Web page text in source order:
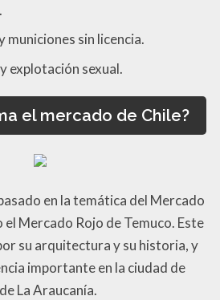
municiones sin licencia.
explotación sexual.
el mercado de Chile?
en la temática del Mercado
el Mercado Rojo de Temuco. Este
su arquitectura y su historia, y
importante en la ciudad de
La Araucanía.